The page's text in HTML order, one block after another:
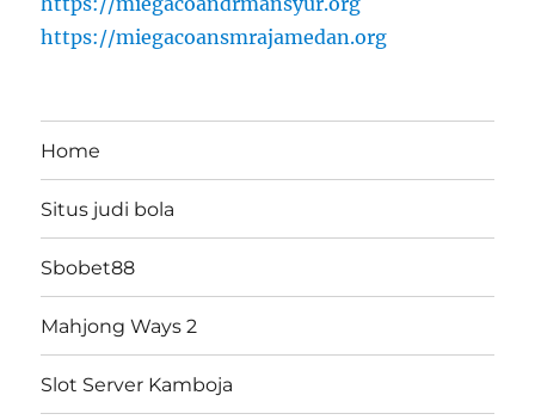
https://miegacoansmrajamedan.org
Home
Situs judi bola
Sbobet88
Mahjong Ways 2
Slot Server Kamboja